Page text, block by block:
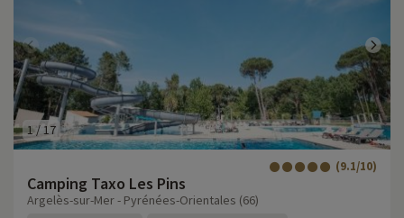
1/17
Camping Taxo Les Pins
(9.1/10)
Argelès-sur-Mer - Pyrénées-Orientales (66)